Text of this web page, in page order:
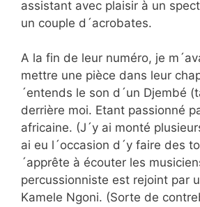
assistant avec plaisir à un
un couple d´acrobates.
A la fin de leur numéro, je
mettre une pièce dans leur
´entends le son d´un Djembé
derrière moi. Etant passionné
africaine. (J´y ai monté
ai eu l´occasion d´y faire des
´apprête à écouter les
percussionniste est rejoint par
Kamele Ngoni. (Sorte de